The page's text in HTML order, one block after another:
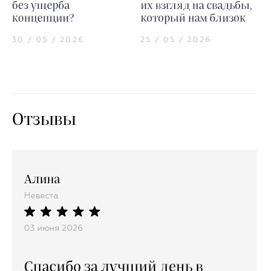
без ущерба
концепции?
30 / 05 / 2026
их взгляд на свадьбы,
который нам близок
25 / 05 / 2026
Отзывы
Алина
Невеста
03 июня 2026
Спасибо за лучший день в